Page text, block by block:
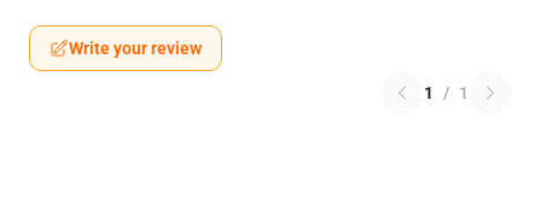
Write your review
1 / 1